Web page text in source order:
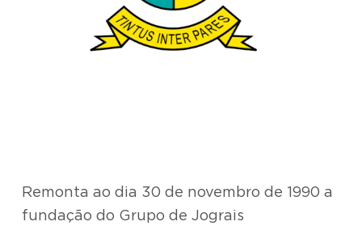
Remonta ao dia 30 de novembro de 1990 a
fundação do Grupo de Jograis